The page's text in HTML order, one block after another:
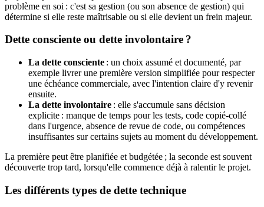
problème en soi : c'est sa gestion (ou son absence de gestion) qui
détermine si elle reste maîtrisable ou si elle devient un frein majeur.
Dette consciente ou dette involontaire ?
La dette consciente : un choix assumé et documenté, par
exemple livrer une première version simplifiée pour respecter
une échéance commerciale, avec l'intention claire d'y revenir
ensuite.
La dette involontaire : elle s'accumule sans décision
explicite : manque de temps pour les tests, code copié-collé
dans l'urgence, absence de revue de code, ou compétences
insuffisantes sur certains sujets au moment du développement.
La première peut être planifiée et budgétée ; la seconde est souvent
découverte trop tard, lorsqu'elle commence déjà à ralentir le projet.
Les différents types de dette technique